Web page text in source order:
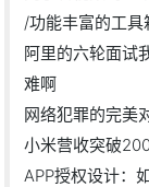
/功能丰富的工
阿里的六轮面试
难啊
网络犯罪的完美
小米营收突破
APP授权设计：